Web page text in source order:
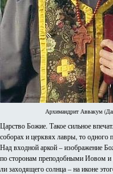
Архимандрит Аввакум
Царство Божие. Такое сильное
соборах и церквях лавры, то
Над входной аркой – изображение
по сторонам преподобными Иовом и
ли заходящего солнца – на иконе